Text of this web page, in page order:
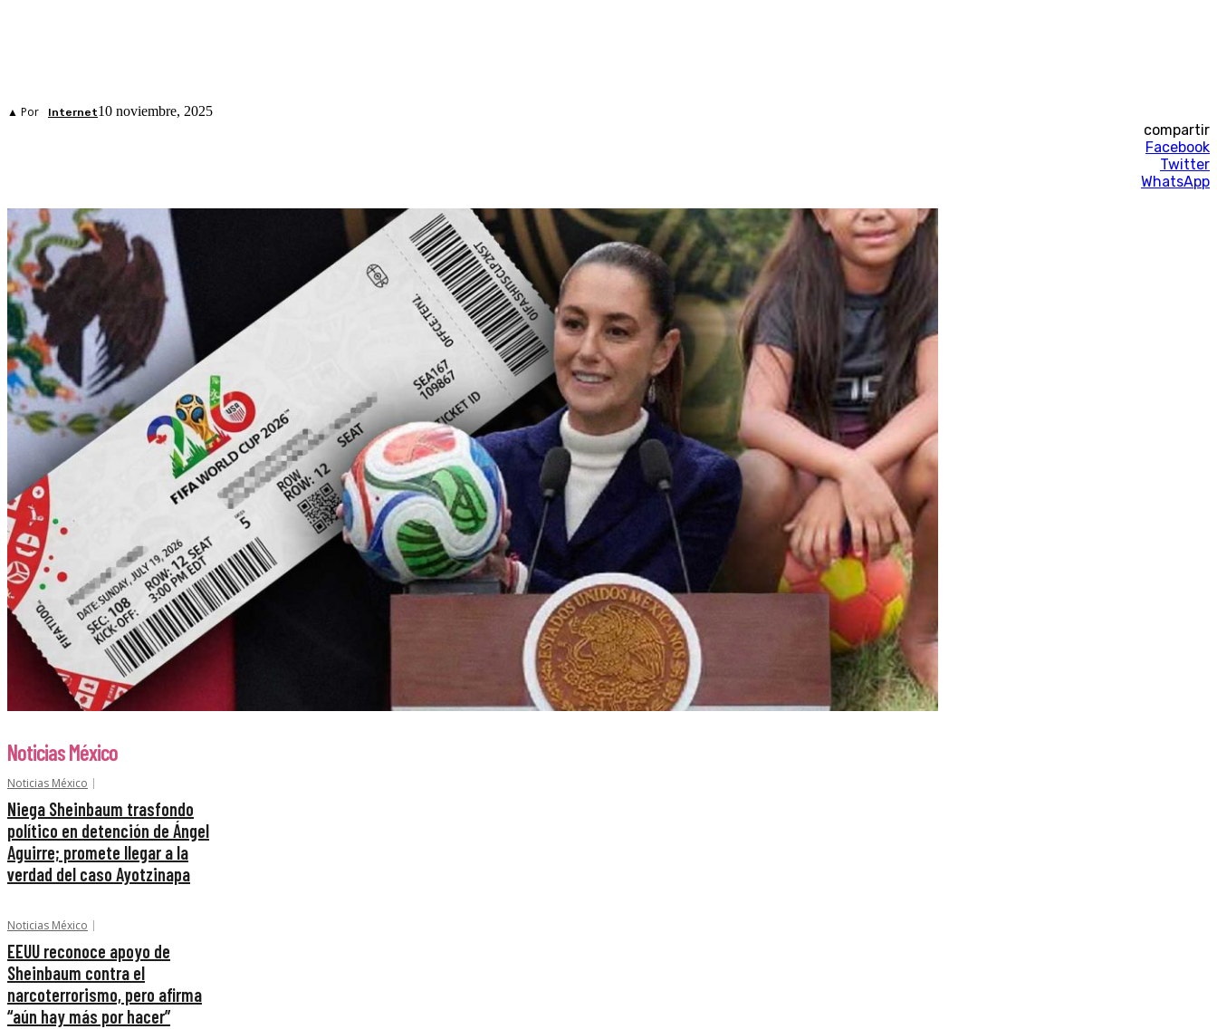
▲ Por Internet10 noviembre, 2025
compartir
Facebook
Twitter
WhatsApp
Noticias México
Noticias México
Niega Sheinbaum trasfondo
político en detención de Ángel
Aguirre; promete llegar a la
verdad del caso Ayotzinapa
Noticias México
EEUU reconoce apoyo de
Sheinbaum contra el
narcoterrorismo, pero afirma
“aún hay más por hacer”